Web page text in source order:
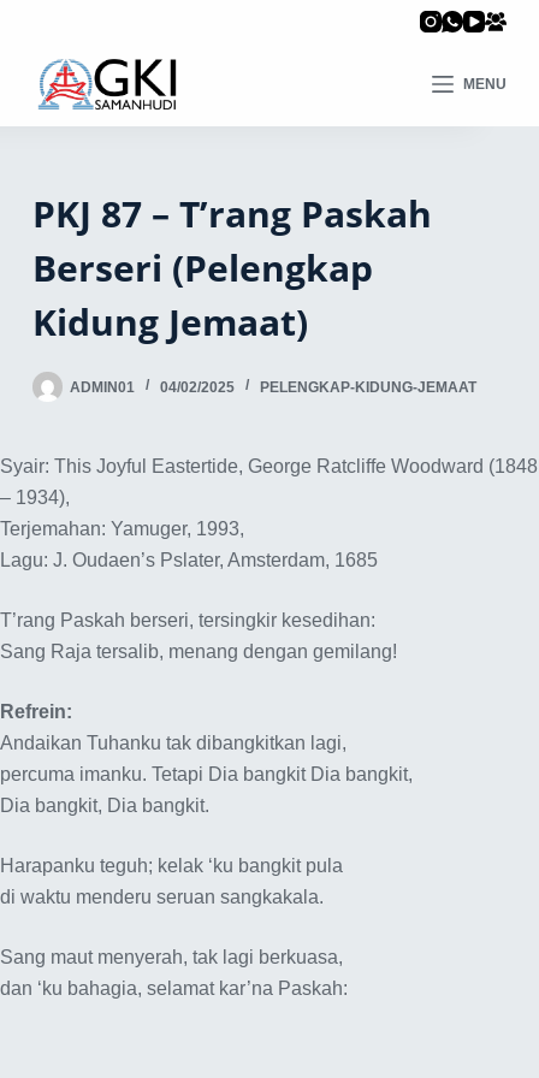
MENU
PKJ 87 – T’rang Paskah
Berseri (Pelengkap
Kidung Jemaat)
ADMIN01 04/02/2025 PELENGKAP-KIDUNG-JEMAAT
Syair: This Joyful Eastertide, George Ratcliffe Woodward (1848
– 1934),
Terjemahan: Yamuger, 1993,
Lagu: J. Oudaen’s Pslater, Amsterdam, 1685
T’rang Paskah berseri, tersingkir kesedihan:
Sang Raja tersalib, menang dengan gemilang!
Refrein:
Andaikan Tuhanku tak dibangkitkan lagi,
percuma imanku. Tetapi Dia bangkit Dia bangkit,
Dia bangkit, Dia bangkit.
Harapanku teguh; kelak ‘ku bangkit pula
di waktu menderu seruan sangkakala.
Sang maut menyerah, tak lagi berkuasa,
dan ‘ku bahagia, selamat kar’na Paskah: